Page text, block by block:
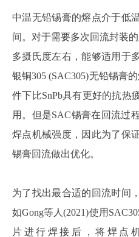
中温无铅锡膏的熔点介于低
间。对于需要多次回流封装
多摄氏度左右，能够适用于
银铜305 (SAC305)无铅锡膏
件下比SnPb具有更好的抗热
用。但是SAC锡膏在回流过
焊点机械强度，因此为了保
锡膏回流做出优化。
为了找出最合适的回流时间
如Gong等人(2021)使用
片进行焊接后，将焊点